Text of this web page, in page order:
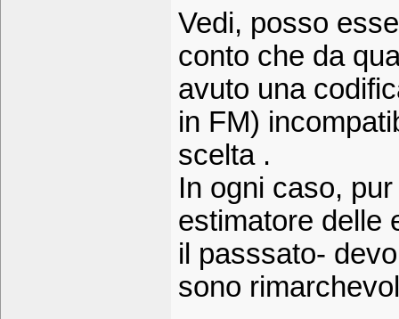
Vedi, posso
conto che da
avuto una
in FM)
scelta .
In ogni caso,
estimatore delle
il passsato-
sono